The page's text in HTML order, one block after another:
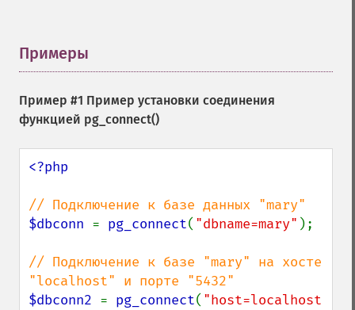
Примеры
Пример #1 Пример установки соединения
функцией pg_connect()
<?php
$dbconn = pg_connect( "dbname=mary" );
// Подключение к базе "mary" на хосте
$dbconn2 = pg_connect( "host=localhost